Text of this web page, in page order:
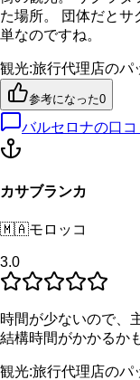
た場所。 団体だとサ
単なのですね。
観光:旅行代理店のパ
参考になった0
バルセロナの口コ
カサブランカ
🇲🇦モロッコ
3.0
時間が少ないので、
結構時間がかかるか
観光:旅行代理店のパ